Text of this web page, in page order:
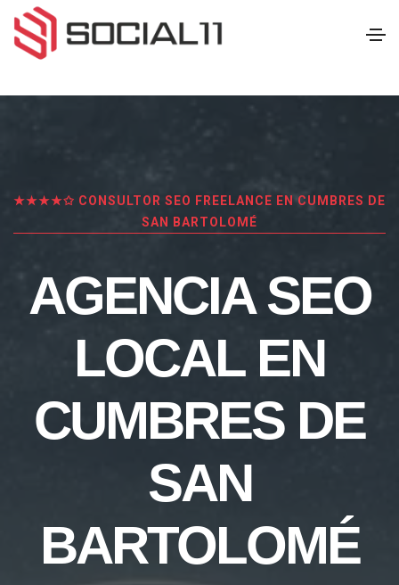
★★★★✩ CONSULTOR SEO FREELANCE EN CUMBRES DE
SAN BARTOLOMÉ
AGENCIA SEO
LOCAL EN
CUMBRES DE
SAN
BARTOLOMÉ